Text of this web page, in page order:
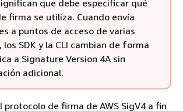
que debe especificar qué
firma se utiliza. Cuando envía
a puntos de acceso de varias
los SDK y la CLI cambian de forma
a Signature Version 4A sin
adicional.
protocolo de firma de AWS SigV4 a fin